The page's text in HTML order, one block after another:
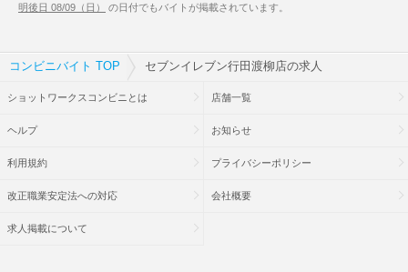
明後日 08/09（日）
の日付でもバイトが掲載されています。
コンビニバイト TOP セブンイレブン行田渡柳店の求人
ショットワークスコンビニとは 店舗一覧
ヘルプ お知らせ
利用規約 プライバシーポリシー
改正職業安定法への対応 会社概要
求人掲載について